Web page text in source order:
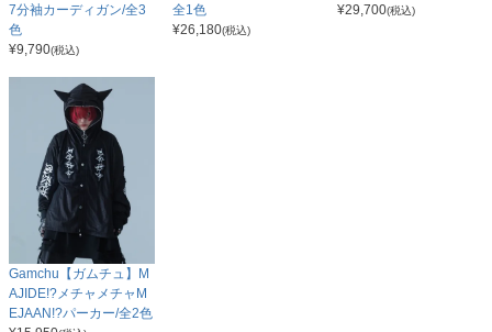
7分袖カーディガン/全3
色
¥9,790(税込)
全1色
¥26,180(税込)
¥29,700(税込)
Gamchu【ガムチュ】M
AJIDE!?メチャメチャM
EJAAN!?パーカー/全2色